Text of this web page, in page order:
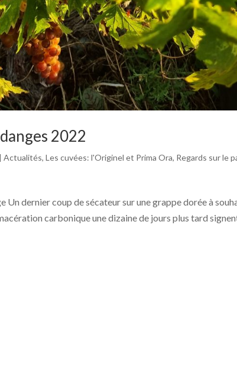
2022
|Actualités,Les cuvées: l'Originel et Prima Ora, Regards sur le
Un dernier coup de sécateur sur une grappe dorée à
carbonique une dizaine de jours plus tard